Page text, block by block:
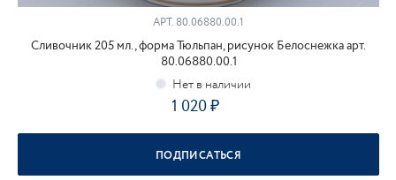
АРТ. 80.06880.00.1
Сливочник 205 мл., форма Тюльпан, рисунок Белоснежка арт.
80.06880.00.1
1 020
ПОДПИСАТЬСЯ